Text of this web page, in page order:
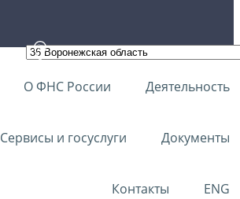
О ФНС России Деятельность
Сервисы и госуслуги Документы
Контакты ENG